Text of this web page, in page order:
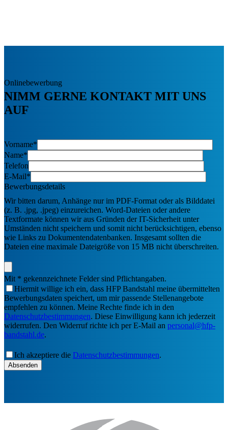
NIMM GERNE KONTAKT MIT UNS
AUF
Onlinebewerbung
Vorname*
Name*
Telefon
E-Mail*
Bewerbungsdetails
Wir bitten darum, Anhänge nur im PDF-Format oder als Bilddatei
(z. B. .jpg, .jpeg) einzureichen. Word-Dateien oder andere
Textformate können wir aus Gründen der IT-Sicherheit unter
Umständen nicht speichern und somit nicht berücksichtigen, ebenso
wie Links zu Dokumentendatenbanken. Insgesamt sollten die
Dateien eine maximale Dateigröße von 15 MB nicht überschreiten.
Mit * gekennzeichnete Felder sind Pflichtangaben.
Hiermit willige ich ein, dass HFP Bandstahl meine übermittelten
Bewerbungsdaten speichert, um mir passende Stellenangebote
empfehlen zu können. Meine Rechte finde ich in den
Datenschutzbestimmungen. Diese Einwilligung kann ich jederzeit
widerrufen. Den Widerruf richte ich per E-Mail an personal@hfp-
bandstahl.de.
Ich akzeptiere die Datenschutzbestimmungen.
Absenden